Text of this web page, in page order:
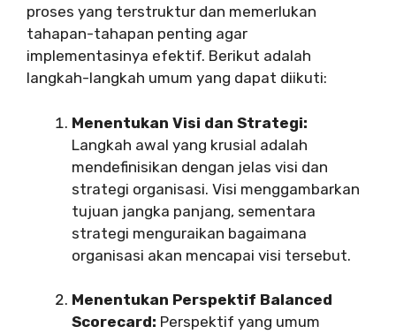
proses yang terstruktur dan memerlukan
tahapan-tahapan penting agar
implementasinya efektif. Berikut adalah
langkah-langkah umum yang dapat diikuti:
Menentukan Visi dan Strategi:
Langkah awal yang krusial adalah
mendefinisikan dengan jelas visi dan
strategi organisasi. Visi menggambarkan
tujuan jangka panjang, sementara
strategi menguraikan bagaimana
organisasi akan mencapai visi tersebut.
Menentukan Perspektif Balanced
Scorecard: Perspektif yang umum